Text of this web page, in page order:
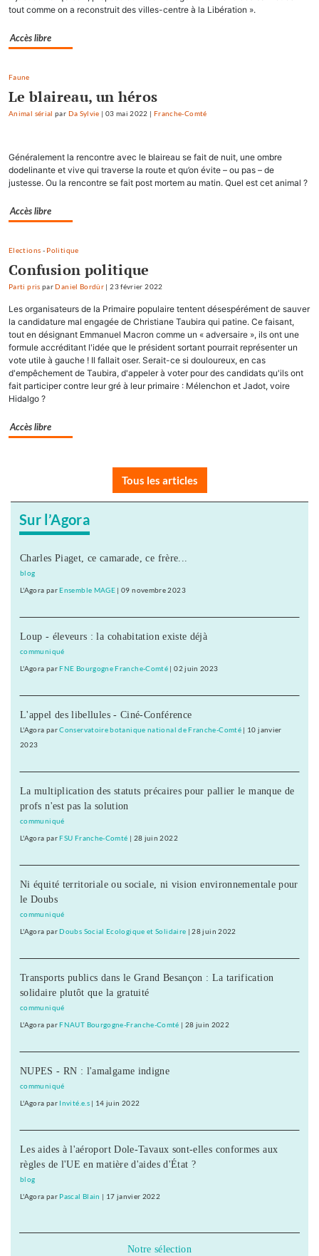
tout comme on a reconstruit des villes-centre à la Libération ».
Accès libre
Faune
Le blaireau, un héros
Animal sérial par Da Sylvie 03 mai 2022 Franche-Comté
Généralement la rencontre avec le blaireau se fait de nuit, une ombre
dodelinante et vive qui traverse la route et qu’on évite – ou pas – de
justesse. Ou la rencontre se fait post mortem au matin. Quel est cet animal ?
Accès libre
Elections - Politique
Confusion politique
Parti pris par Daniel Bordür |23 février 2022
Les organisateurs de la Primaire populaire tentent désespérément de sauver
la candidature mal engagée de Christiane Taubira qui patine. Ce faisant,
tout en désignant Emmanuel Macron comme un « adversaire », ils ont une
formule accréditant l'idée que le président sortant pourrait représenter un
vote utile à gauche ! Il fallait oser. Serait-ce si douloureux, en cas
d'empêchement de Taubira, d'appeler à voter pour des candidats qu'ils ont
fait participer contre leur gré à leur primaire : Mélenchon et Jadot, voire
Hidalgo ?
Accès libre
Tous les articles
Sur l’Agora
Charles Piaget, ce camarade, ce frère...
blog
L'Agora par Ensemble MAGE |09 novembre 2023
Loup - éleveurs : la cohabitation existe déjà
communiqué
L'Agora par FNE Bourgogne Franche-Comté |02 juin 2023
L'appel des libellules - Ciné-Conférence
L'Agora parConservatoire botanique national de Franche-Comté| 10 janvier
2023
La multiplication des statuts précaires pour pallier le manque de
profs n'est pas la solution
communiqué
L'Agora par FSU Franche-Comté 28 juin 2022
Ni équité territoriale ou sociale, ni vision environnementale pour
le Doubs
communiqué
L'Agora par Doubs Social Ecologique et Solidaire |28 juin 2022
Transports publics dans le Grand Besançon : La tarification
solidaire plutôt que la gratuité
communiqué
L'Agora par FNAUT Bourgogne-Franche-Comté 28 juin 2022
NUPES - RN : l'amalgame indigne
communiqué
L'Agora par Invité.e.s| 14 juin 2022
Les aides à l'aéroport Dole-Tavaux sont-elles conformes aux
règles de l'UE en matière d'aides d'État ?
blog
L'Agora par Pascal Blain 17 janvier 2022
Notre sélection